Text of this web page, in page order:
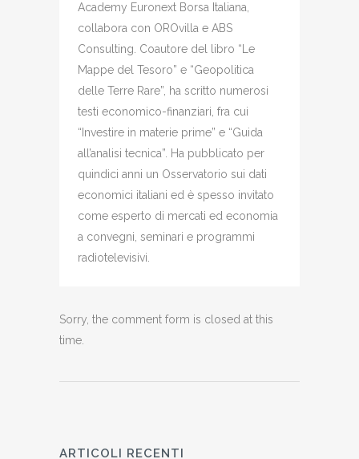
Academy Euronext Borsa Italiana,
collabora con OROvilla e ABS
Consulting. Coautore del libro “Le
Mappe del Tesoro” e “Geopolitica
delle Terre Rare”, ha scritto numerosi
testi economico-finanziari, fra cui
“Investire in materie prime” e “Guida
all’analisi tecnica”. Ha pubblicato per
quindici anni un Osservatorio sui dati
economici italiani ed è spesso invitato
come esperto di mercati ed economia
a convegni, seminari e programmi
radiotelevisivi.
Sorry, the comment form is closed at this
time.
ARTICOLI RECENTI